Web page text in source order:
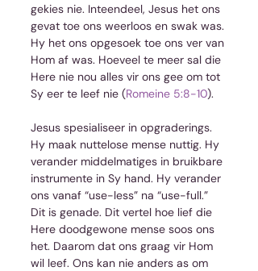
gekies nie. Inteendeel, Jesus het ons
gevat toe ons weerloos en swak was.
Hy het ons opgesoek toe ons ver van
Hom af was. Hoeveel te meer sal die
Here nie nou alles vir ons gee om tot
Sy eer te leef nie (Romeine 5:8-10).
Jesus spesialiseer in opgraderings.
Hy maak nuttelose mense nuttig. Hy
verander middelmatiges in bruikbare
instrumente in Sy hand. Hy verander
ons vanaf “use-less” na “use-full.”
Dit is genade. Dit vertel hoe lief die
Here doodgewone mense soos ons
het. Daarom dat ons graag vir Hom
wil leef. Ons kan nie anders as om